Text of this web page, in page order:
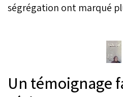
ségrégation ont marqué
Un témoignage